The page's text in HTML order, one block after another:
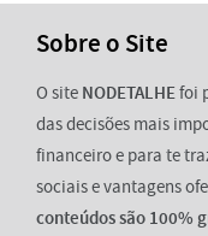
Sobre o Site
O site NODETALHEfoi
das decisões mais
financeiro e para te
sociais e vantagens
conteúdos são 100%